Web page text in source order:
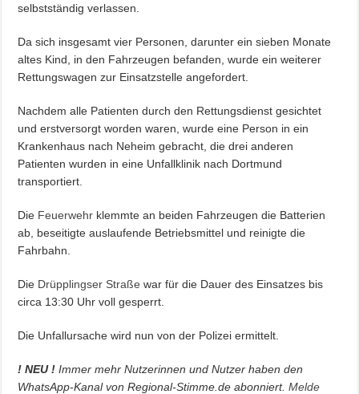
selbstständig verlassen.
Da sich insgesamt vier Personen, darunter ein sieben Monate
altes Kind, in den Fahrzeugen befanden, wurde ein weiterer
Rettungswagen zur Einsatzstelle angefordert.
Nachdem alle Patienten durch den Rettungsdienst gesichtet
und erstversorgt worden waren, wurde eine Person in ein
Krankenhaus nach Neheim gebracht, die drei anderen
Patienten wurden in eine Unfallklinik nach Dortmund
transportiert.
Die Feuerwehr klemmte an beiden Fahrzeugen die Batterien
ab, beseitigte auslaufende Betriebsmittel und reinigte die
Fahrbahn.
Die Drüpplingser Straße war für die Dauer des Einsatzes bis
circa 13:30 Uhr voll gesperrt.
Die Unfallursache wird nun von der Polizei ermittelt.
! NEU ! Immer mehr Nutzerinnen und Nutzer haben den
WhatsApp-Kanal von Regional-Stimme.de abonniert.Melde